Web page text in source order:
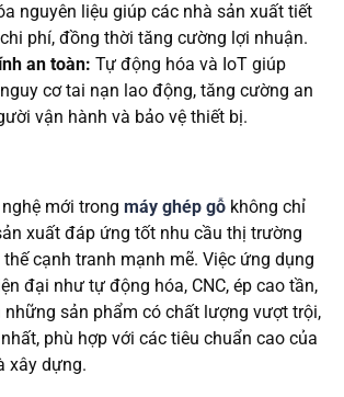
nguyên liệu giúp các nhà sản xuất tiết
phí, đồng thời tăng cường lợi nhuận.
an toàn: Tự động hóa và IoT giúp
cơ tai nạn lao động, tăng cường an
vận hành và bảo vệ thiết bị.
mới trong máy ghép gỗ không chỉ
xuất đáp ứng tốt nhu cầu thị trường
cạnh tranh mạnh mẽ. Việc ứng dụng
đại như tự động hóa, CNC, ép cao tần,
những sản phẩm có chất lượng vượt trội,
phù hợp với các tiêu chuẩn cao của
xây dựng.